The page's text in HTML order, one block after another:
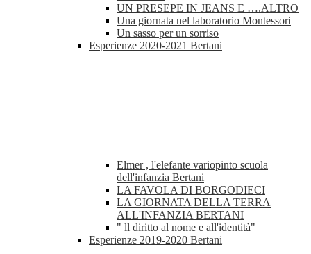
UN PRESEPE IN JEANS E ….ALTRO
Una giornata nel laboratorio Montessori
Un sasso per un sorriso
Esperienze 2020-2021 Bertani
Elmer , l'elefante variopinto scuola
dell'infanzia Bertani
LA FAVOLA DI BORGODIECI
LA GIORNATA DELLA TERRA
ALL'INFANZIA BERTANI
" ll diritto al nome e all'identità"
Esperienze 2019-2020 Bertani